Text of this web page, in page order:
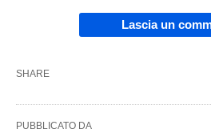
Lascia un
SHARE
PUBBLICATO DA